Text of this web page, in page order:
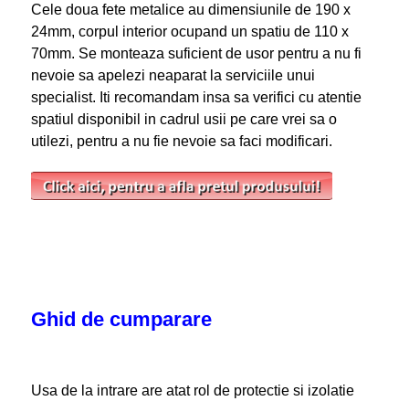
Cele doua fete metalice au dimensiunile de 190 x
24mm, corpul interior ocupand un spatiu de 110 x
70mm. Se monteaza suficient de usor pentru a nu fi
nevoie sa apelezi neaparat la serviciile unui
specialist. Iti recomandam insa sa verifici cu atentie
spatiul disponibil in cadrul usii pe care vrei sa o
utilezi, pentru a nu fie nevoie sa faci modificari.
Ghid de cumparare
Usa de la intrare are atat rol de protectie si izolatie